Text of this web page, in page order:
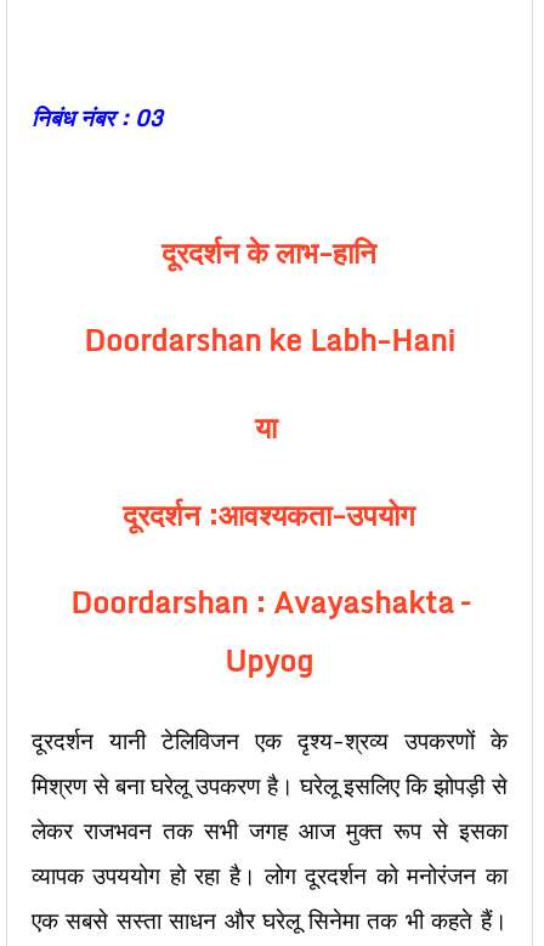
निबंध नंबर : 03
दूरदर्शन के लाभ-हानि
Doordarshan ke Labh-Hani
या
दूरदर्शन :आवश्यकता-उपयोग
Doordarshan : Avayashakta –
Upyog
दूरदर्शन यानी टेलिविजन एक दृश्य-श्रव्य उपकरणों के
मिश्रण से बना घरेलू उपकरण है। घरेलू इसलिए कि झोपड़ी से
लेकर राजभवन तक सभी जगह आज मुक्त रूप से इसका
व्यापक उपययोग हो रहा है। लोग दूरदर्शन को मनोरंजन का
एक सबसे सस्ता साधन और घरेलू सिनेमा तक भी कहते हैं।